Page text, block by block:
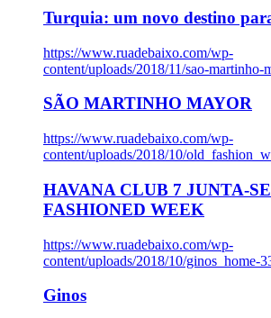
Turquia: um novo destino
https://www.ruadebaixo.com/wp-
content/uploads/2018/11/sao-
SÃO MARTINHO MAYOR
https://www.ruadebaixo.com/wp-
content/uploads/2018/10/
HAVANA CLUB 7 JUNTA-
FASHIONED WEEK
https://www.ruadebaixo.com/wp-
content/uploads/2018/10/ginos_home-
Ginos